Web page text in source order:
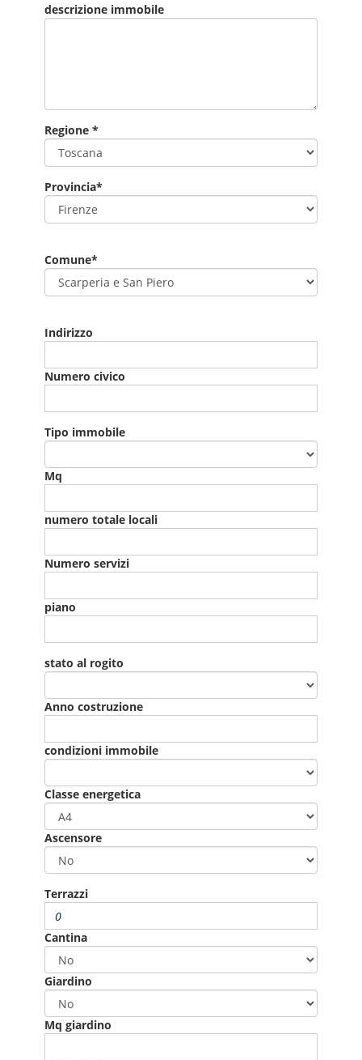
descrizione immobile
Regione *
Provincia*
Comune*
Indirizzo
Numero civico
Tipo immobile
Mq
numero totale locali
Numero servizi
piano
stato al rogito
Anno costruzione
condizioni immobile
Classe energetica
Ascensore
Terrazzi
Cantina
Giardino
Mq giardino